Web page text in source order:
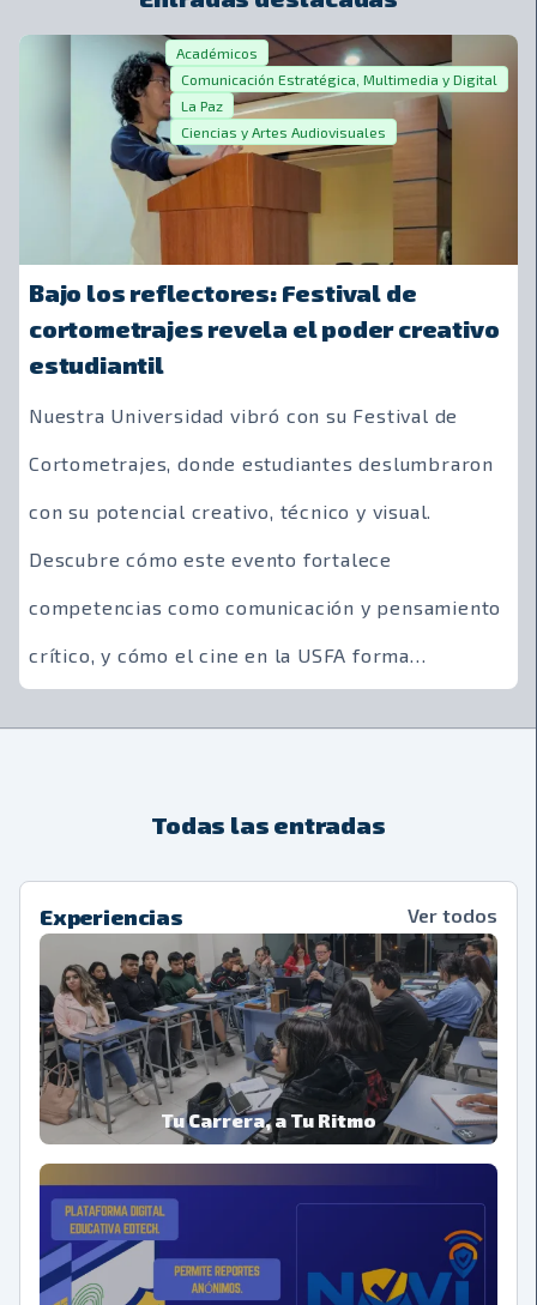
forma contundente tras participar en el“Taller de
Coaching sobre Sinergia Creativa”, una sesión
magistral e inmersiva impartida por el reconocido
experto francésCyril Laurent.
Organizado por la Jefatura de Desarrollos, este
evento de alto nivel no fue una conferencia
tradicional. Fue un laboratorio viviente diseñado
para desmantelar viejos paradigmas y transformar
la manera en que nuestros estudiantes abordan el
trabajo en equipo, la resolución de problemas y la
innovación.
Académicos
Comunicación Estratégica, Multimedia y Digital
La Paz
Ciencias y Artes Audiovisuales
Bajo los reflectores: Festival de
cortometrajes revela el poder creativo
estudiantil
Nuestra Universidad vibró con su Festival de
Cortometrajes, donde estudiantes deslumbraron
con su potencial creativo, técnico y visual.
Descubre cómo este evento fortalece
competencias como comunicación y pensamiento
crítico, y cómo el cine en la USFA forma
Todas las entradas
Experiencias Ver todos
Tu Carrera, a Tu Ritmo
Descubre la Flexibilidad Total del Modelo USFA
EJECUTIVO.